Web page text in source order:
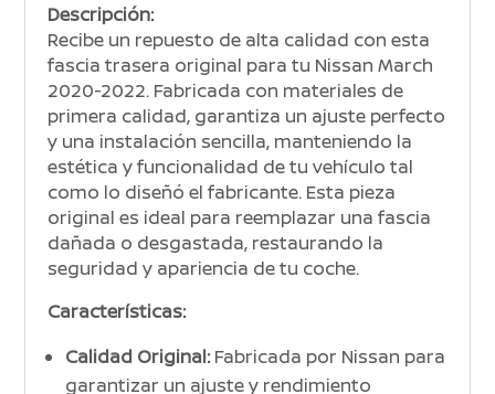
Descripción:
Recibe un repuesto de alta calidad con esta
fascia trasera original para tu Nissan March
2020-2022. Fabricada con materiales de
primera calidad, garantiza un ajuste perfecto
y una instalación sencilla, manteniendo la
estética y funcionalidad de tu vehículo tal
como lo diseñó el fabricante. Esta pieza
original es ideal para reemplazar una fascia
dañada o desgastada, restaurando la
seguridad y apariencia de tu coche.
Características:
Calidad Original:Fabricada por Nissan para
garantizar un ajuste y rendimiento